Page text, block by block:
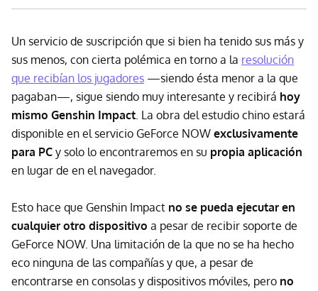
Un servicio de suscripción que si bien ha tenido sus más y
sus menos, con cierta polémica en torno a la resolución
que recibían los jugadores —siendo ésta menor a la que
pagaban—, sigue siendo muy interesante y recibirá hoy
mismo Genshin Impact . La obra del estudio chino estará
disponible en el servicio GeForce NOW exclusivamente
para PC y solo lo encontraremos en su propia aplicación
en lugar de en el navegador.
Esto hace que Genshin Impact no se pueda ejecutar en
cualquier otro dispositivo a pesar de recibir soporte de
GeForce NOW. Una limitación de la que no se ha hecho
eco ninguna de las compañías y que, a pesar de
encontrarse en consolas y dispositivos móviles, pero no